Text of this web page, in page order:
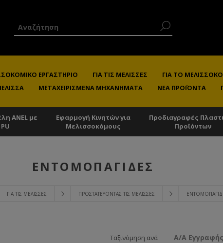
ΕΡΓΑΣΤΉΡΙΟ ΓΙΑ ΤΙΣ ΜΈΛΙΣΣΕΣ ΓΙΑ ΤΟ
ΜΕΤΑΧΕΙΡΙΣΜΈΝΑ ΜΗΧΑΝΉΜΑΤΑ ΝΈΑ ΠΡΟΪΌΝΤΑ
ANEL με
Εφαρμογή Κινητών για
Μελισσοκόμους
Προδιαγραφές
Προϊόντων
ΓΙΑ ΤΙΣ ΜΈΛΙΣΣΕΣ ΠΡΟΣΤΑΤΕΎΟΝΤΑΣ ΤΙΣ ΜΈΛΙΣΣΕΣ
ΕΝΤΟΜΟΠΑΓΊΔΕΣ
Ταξινόμηση ανά Α/Α Εγγραφής